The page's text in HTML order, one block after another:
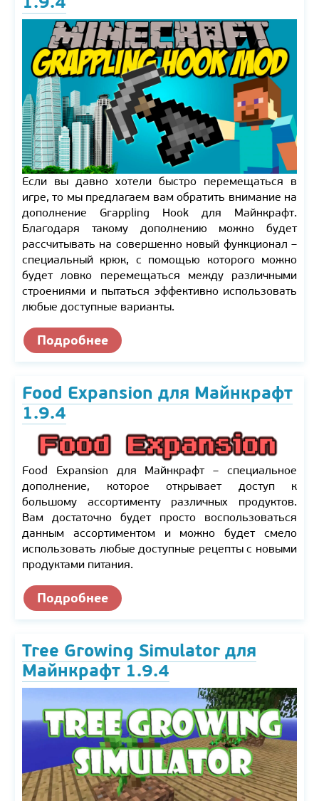
Если вы давно хотели быстро перемещаться в
игре, то мы предлагаем вам обратить внимание на
дополнение Grappling Hook для Майнкрафт.
Благодаря такому дополнению можно будет
рассчитывать на совершенно новый функционал –
специальный крюк, с помощью которого можно
будет ловко перемещаться между различными
строениями и пытаться эффективно использовать
любые доступные варианты.
Подробнее
Food Expansion для Майнкрафт
1.9.4
Food Expansion для Майнкрафт – специальное
дополнение, которое открывает доступ к
большому ассортименту различных продуктов.
Вам достаточно будет просто воспользоваться
данным ассортиментом и можно будет смело
использовать любые доступные рецепты с новыми
продуктами питания.
Подробнее
Tree Growing Simulator для
Майнкрафт 1.9.4